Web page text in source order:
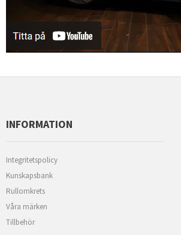
INFORMATION
Integritetspolicy
Kunskapsbank
Rullomkrets
Våra märken
Tillbehör